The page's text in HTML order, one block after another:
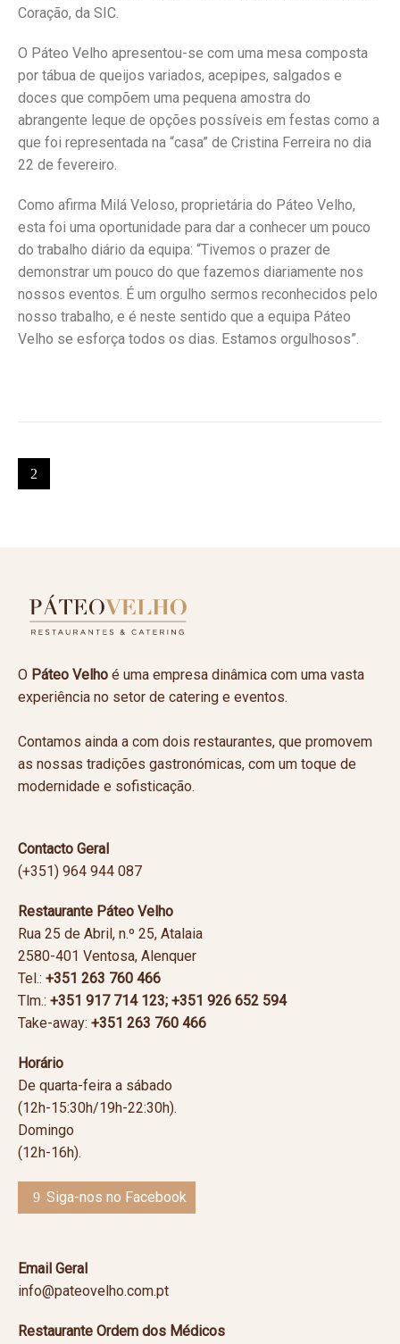
Coração, da SIC.
O Páteo Velho apresentou-se com uma mesa composta
por tábua de queijos variados, acepipes, salgados e
doces que compõem uma pequena amostra do
abrangente leque de opções possíveis em festas como a
que foi representada na “casa” de Cristina Ferreira no dia
22 de fevereiro.
Como afirma Milá Veloso, proprietária do Páteo Velho,
esta foi uma oportunidade para dar a conhecer um pouco
do trabalho diário da equipa: “Tivemos o prazer de
demonstrar um pouco do que fazemos diariamente nos
nossos eventos. É um orgulho sermos reconhecidos pelo
nosso trabalho, e é neste sentido que a equipa Páteo
Velho se esforça todos os dias. Estamos orgulhosos”.
O Páteo Velho é uma empresa dinâmica com uma vasta
experiência no setor de catering e eventos.
Contamos ainda a com dois restaurantes, que promovem
as nossas tradições gastronómicas, com um toque de
modernidade e sofisticação.
Contacto Geral
(+351) 964 944 087
Restaurante Páteo Velho
Rua 25 de Abril, n.º 25, Atalaia
2580-401 Ventosa, Alenquer
Tel.: +351 263 760 466
Tlm.: +351 917 714 123; +351 926 652 594
Take-away: +351 263 760 466
Horário
De quarta-feira a sábado
(12h-15:30h/19h-22:30h).
Domingo
(12h-16h).
Siga-nos no Facebook
Email Geral
info@pateovelho.com.pt
Restaurante Ordem dos Médicos